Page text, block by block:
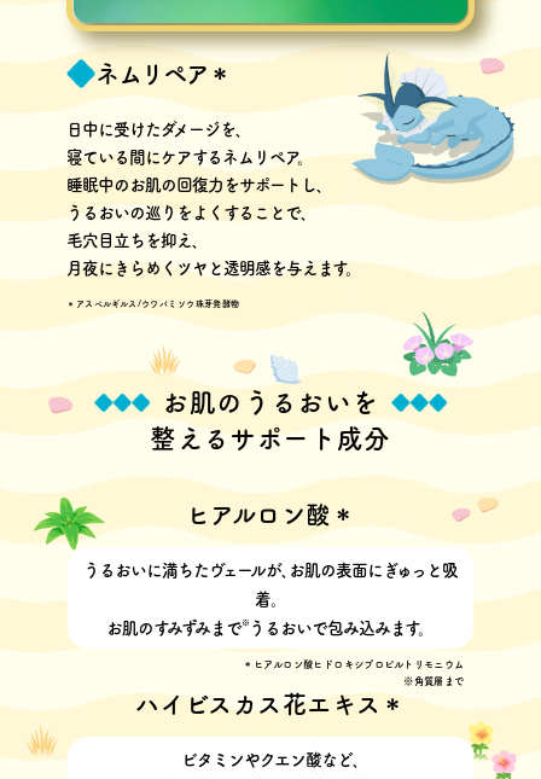
ネムリペア＊
日中に受けたダメージを､
寝ている間にケアするネムリペア。
睡眠中のお肌の回復力をサポートし､
うるおいの巡りをよくすることで､
毛穴目立ちを抑え､
月夜にきらめくツヤと透明感を与えます。
＊アスペルギルス/ウワバミソウ珠芽発酵物
お肌のうるおいを
整えるサポート成分
ヒアルロン酸＊
うるおいに満ちたヴェールが､ お肌の表面にぎゅっと吸
着。
お肌のすみずみまで※ うるおいで包み込みます。
＊ヒアルロン酸ヒドロキシプロピルトリモニウム
※角質層まで
ハイビスカス花エキス＊
ビタミンやクエン酸など､